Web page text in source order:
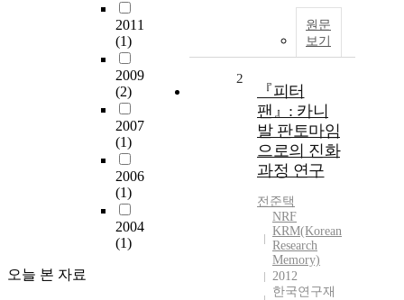
2011
(1)
2009
(2)
2007
(1)
2006
(1)
2004
(1)
오늘 본 자료
원문
보기
2
『피터
팬』: 카니
발 판토마임
으로의 진화
과정 연구
전준택
NRF
KRM(Korean
Research
Memory)
2012
한국연구재